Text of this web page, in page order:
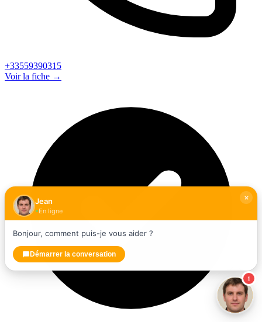
+33559390315
Voir la fiche →
1
Jean
En ligne
Bonjour, comment puis-je vous aider ?
Démarrer la conversation